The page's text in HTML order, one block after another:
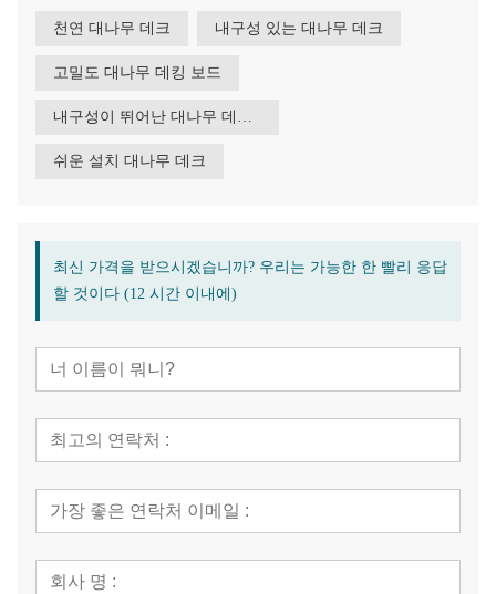
천연 대나무 데크 내구성 있는 대나무 데크
고밀도 대나무 데킹 보드
내구성이 뛰어난 대나무 데크 바닥재
쉬운 설치 대나무 데크
최신 가격을 받으시겠습니까? 우리는 가능한 한 빨리 응답
할 것이다 (12 시간 이내에)